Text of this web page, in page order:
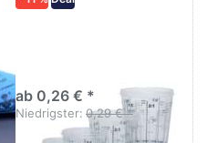
ab 0,26 € *
Niedrigster: 0,29 € *